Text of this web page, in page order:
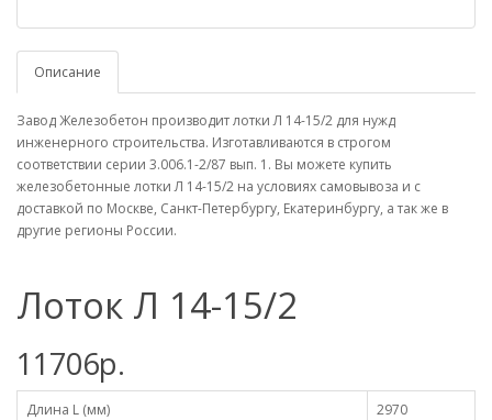
Описание
Завод Железобетон производит лотки Л 14-15/2 для нужд
инженерного строительства. Изготавливаются в строгом
соответствии серии 3.006.1-2/87 вып. 1. Вы можете купить
железобетонные лотки Л 14-15/2 на условиях самовывоза и с
доставкой по Москве, Санкт-Петербургу, Екатеринбургу, а так же в
другие регионы России.
Лоток Л 14-15/2
11706р.
Длина L (мм)
2970